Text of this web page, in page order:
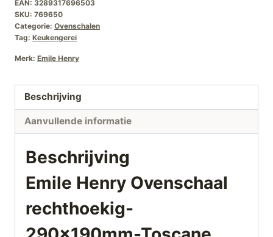
EAN: 3289317696503
SKU: 769650
Categorie: Ovenschalen
Tag: Keukengerei
Merk: Emile Henry
Beschrijving
Aanvullende informatie
Beschrijving
Emile Henry Ovenschaal
rechthoekig-